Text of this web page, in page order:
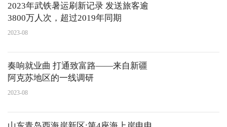
2023年武铁暑运刷新记录 发送旅客逾
3800万人次，超过2019年同期
2023-08
奏响就业曲 打通致富路——来自新疆
阿克苏地区的一线调研
2023-08